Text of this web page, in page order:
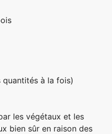
à la fois)
les végétaux et les
bien sûr en raison des